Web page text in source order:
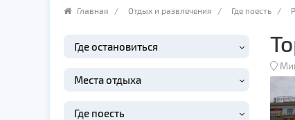
Главная / Отдых и развлечения / Где поесть /
Где остановиться
Места отдыха
Где поесть